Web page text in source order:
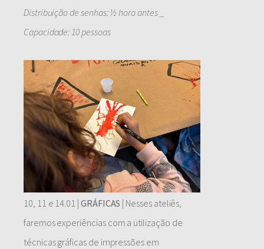
Distribuição de senhas: ½ hora antes _
Capacidade: 10 pessoas
10, 11 e 14.01 | GRÁFICAS | Nesses ateliês,
faremos experiências com a utilização de
técnicas gráficas de impressões em